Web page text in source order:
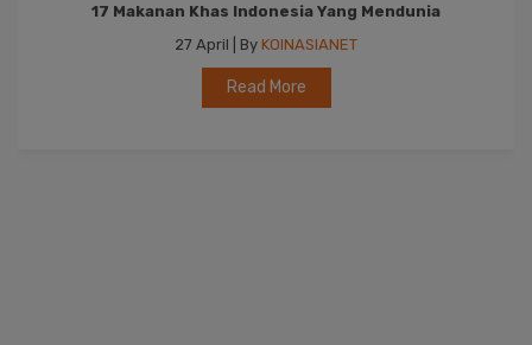
17 Makanan Khas Indonesia Yang Mendunia
27 April | By KOINASIANET
Read More